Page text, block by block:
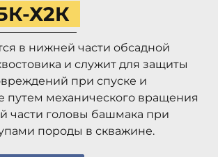
Х2К
в нижней части обсадной
и служит для защиты
при спуске и
путем механического вращения
части головы башмака при
породы в скважине.